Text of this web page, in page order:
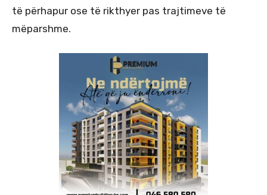
të përhapur ose të rikthyer pas trajtimeve të
mëparshme.